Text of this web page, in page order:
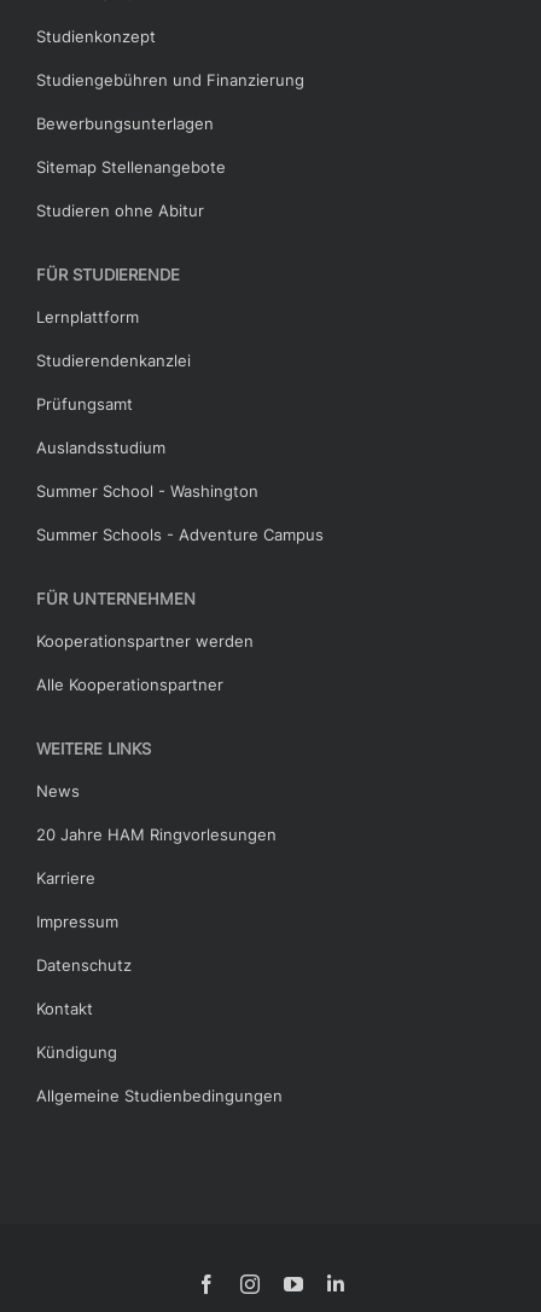
Studienkonzept
Studiengebühren und Finanzierung
Bewerbungsunterlagen
Sitemap Stellenangebote
Studieren ohne Abitur
FÜR STUDIERENDE
Lernplattform
Studierendenkanzlei
Prüfungsamt
Auslandsstudium
Summer School - Washington
Summer Schools - Adventure Campus
FÜR UNTERNEHMEN
Kooperationspartner werden
Alle Kooperationspartner
WEITERE LINKS
News
20 Jahre HAM Ringvorlesungen
Karriere
Impressum
Datenschutz
Kontakt
Kündigung
Allgemeine Studienbedingungen
FacebookInstagramYouTubeLinkedIn